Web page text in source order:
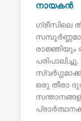
നായകൻ
രാജ്ഞിയും
ഒരു തീരാ